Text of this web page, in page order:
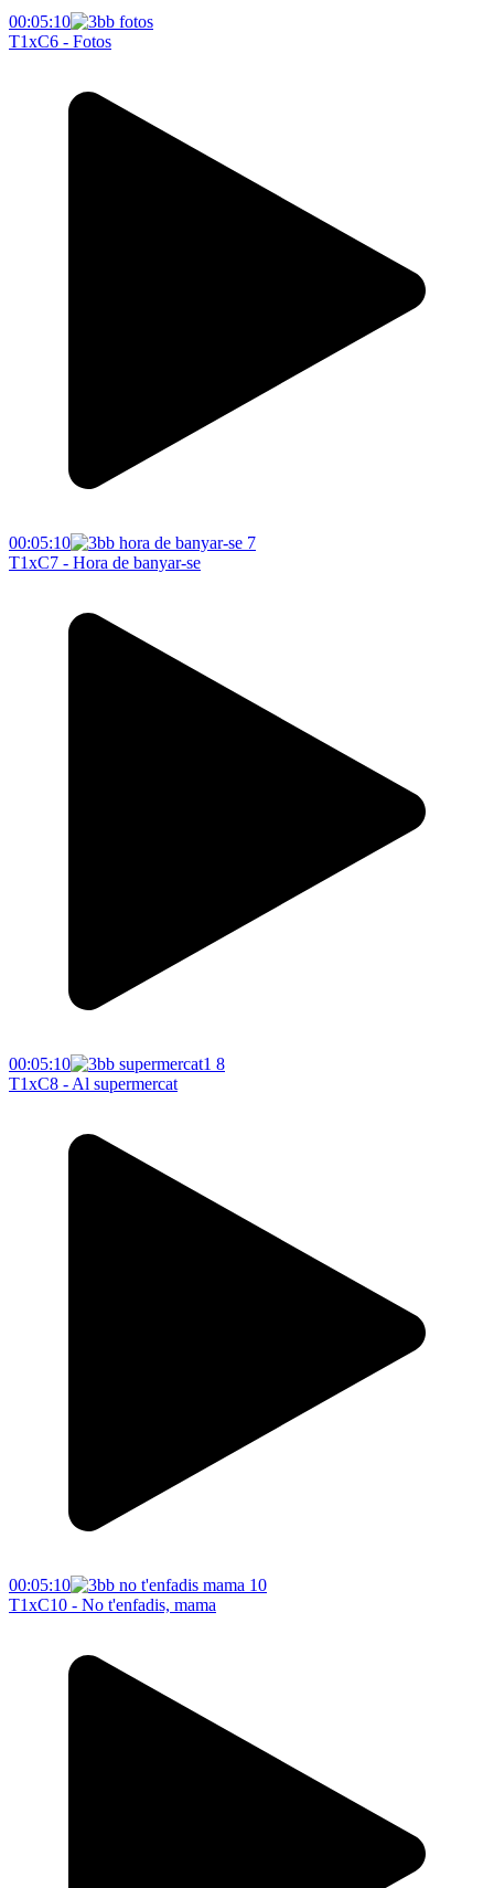
00:05:10
T1xC6 - Fotos
00:05:10
T1xC7 - Hora de banyar-se
00:05:10
T1xC8 - Al supermercat
00:05:10
T1xC10 - No t'enfadis, mama